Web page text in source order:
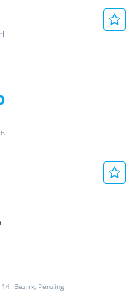
Bezirk, Penzing